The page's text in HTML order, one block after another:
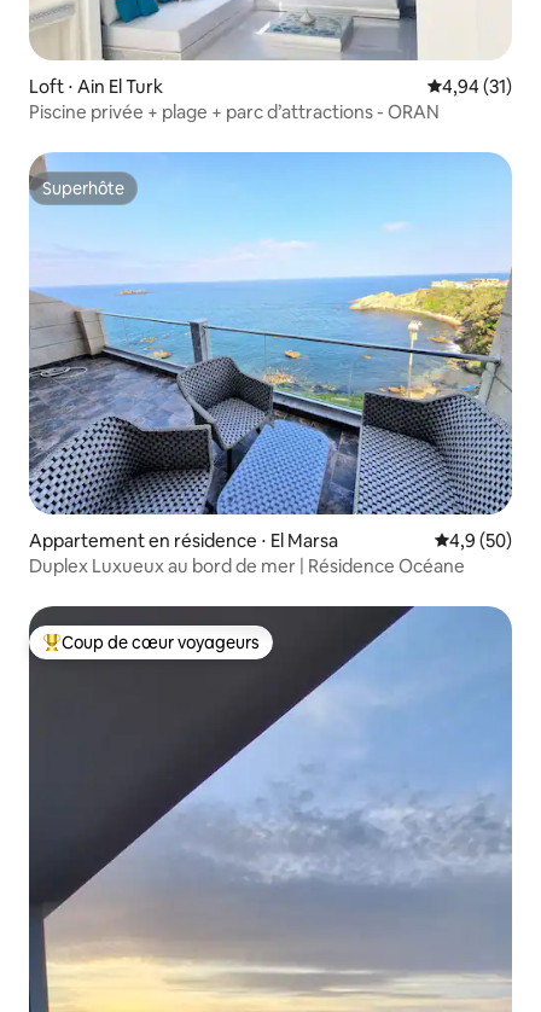
Loft ⋅ Ain El Turk Évaluation
4,94 (31)
Piscine privée + plage + parc d’attractions - ORAN
Superhôte
Superhôte
Appartement en résidence ⋅ El Marsa Évaluation
4,9 (50)
Duplex Luxueux au bord de mer | Résidence Océane
Coups de cœur voyageurs les plus appréciés
Coup de cœur voyageurs